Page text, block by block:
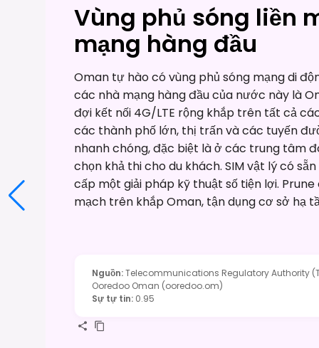
Vùng phủ sóng liền
mạng hàng đầu
Oman tự hào có vùng phủ sóng mạng di
các nhà mạng hàng đầu của nước này là
đợi kết nối 4G/LTE rộng khắp trên tất cả
các thành phố lớn, thị trấn và các tuyến
nhanh chóng, đặc biệt là ở các trung tâm
chọn khả thi cho du khách. SIM vật lý có
cấp một giải pháp kỹ thuật số tiện lợi.
mạch trên khắp Oman, tận dụng cơ sở hạ
Nguồn:Telecommunications Regulatory Authority
Ooredoo Oman (ooredoo.om)
Sự tự tin: 0.95